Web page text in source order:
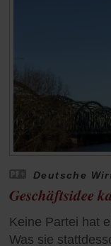
Deutsche
Geschäftsidee
Keine Partei hat
Was sie